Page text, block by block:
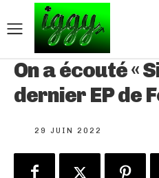
On a écouté «
dernier EP de
29 JUIN 2022